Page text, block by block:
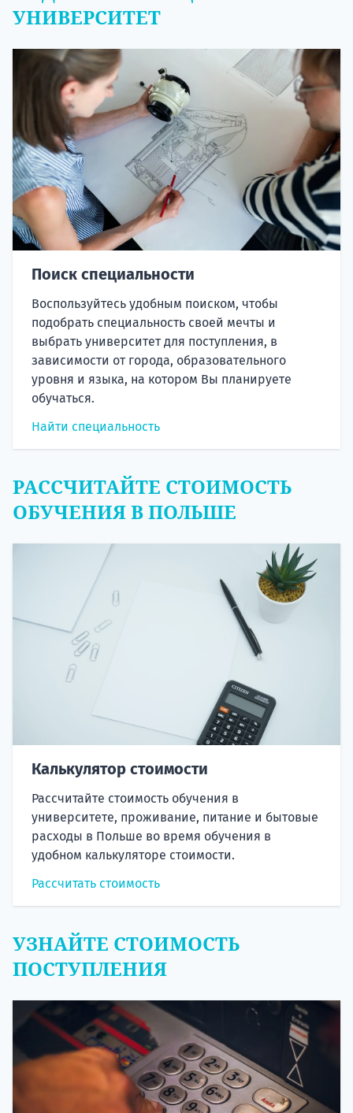
УНИВЕРСИТЕТ
Поиск специальности
Воспользуйтесь удобным поиском, чтобы
подобрать специальность своей мечты и
выбрать университет для поступления, в
зависимости от города, образовательного
уровня и языка, на котором Вы планируете
обучаться.
Найти специальность
РАССЧИТАЙТЕ СТОИМОСТЬ
ОБУЧЕНИЯ В ПОЛЬШЕ
Калькулятор стоимости
Рассчитайте стоимость обучения в
университете, проживание, питание и бытовые
расходы в Польше во время обучения в
удобном калькуляторе стоимости.
Рассчитать стоимость
УЗНАЙТЕ СТОИМОСТЬ
ПОСТУПЛЕНИЯ